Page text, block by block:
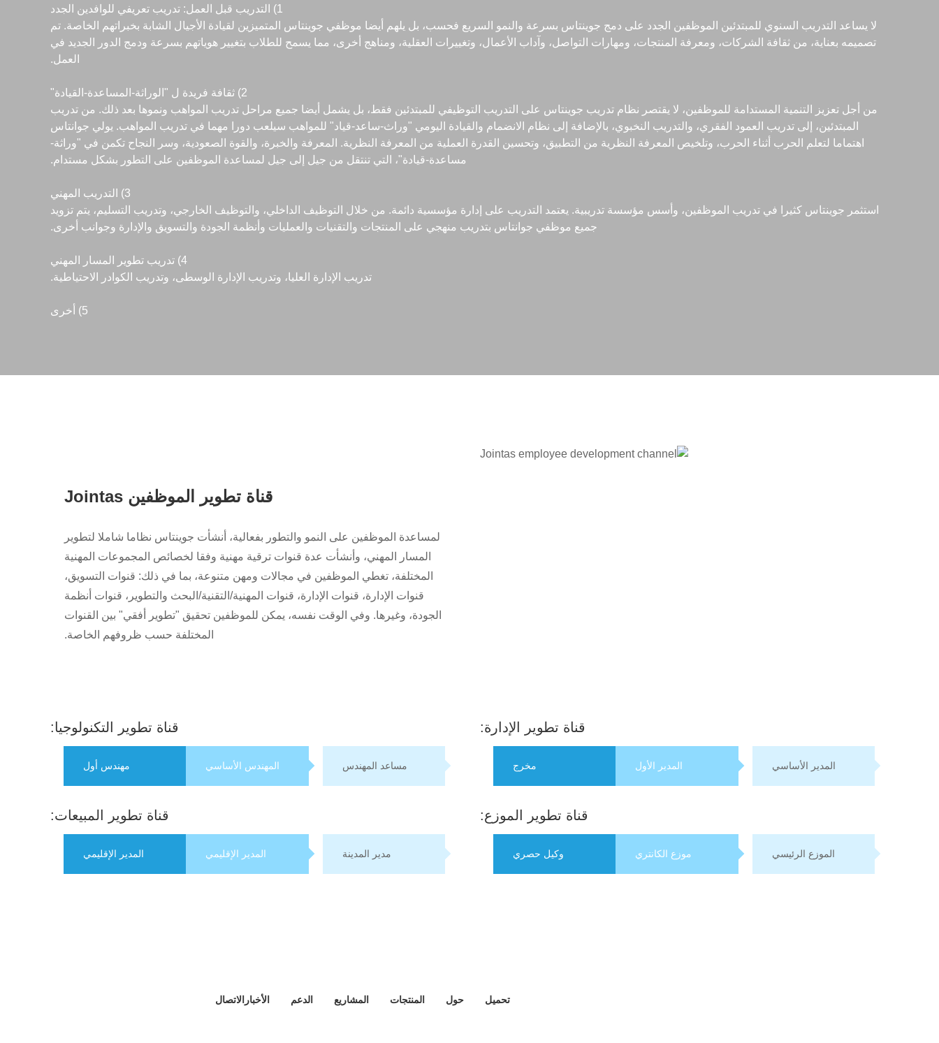
1) التدريب قبل العمل: تدريب تعريفي للوافدين الجدد
لا يساعد التدريب السنوي للمبتدئين الموظفين الجدد على دمج جوينتاس بسرعة والنمو السريع فحسب، بل يلهم أيضا موظفي جوينتاس المتميزين لقيادة الأجيال الشابة بخبراتهم الخاصة. تم
تصميمه بعناية، من ثقافة الشركات، ومعرفة المنتجات، ومهارات التواصل، وآداب الأعمال، وتغييرات العقلية، ومناهج أخرى، مما يسمح للطلاب بتغيير هوياتهم بسرعة ودمج الدور الجديد في
العمل.
2) ثقافة فريدة ل "الوراثة-المساعدة-القيادة"
من أجل تعزيز التنمية المستدامة للموظفين، لا يقتصر نظام تدريب جوينتاس على التدريب التوظيفي للمبتدئين فقط، بل يشمل أيضا جميع مراحل تدريب المواهب ونموها بعد ذلك. من تدريب
المبتدئين، إلى تدريب العمود الفقري، والتدريب النخبوي، بالإضافة إلى نظام الانضمام والقيادة اليومي "وراث-ساعد-قياد" للمواهب سيلعب دورا مهما في تدريب المواهب. يولي جوانتاس
اهتماما لتعلم الحرب أثناء الحرب، وتلخيص المعرفة النظرية من التطبيق، وتحسين القدرة العملية من المعرفة النظرية. المعرفة والخبرة، والقوة الصعودية، وسر النجاح تكمن في "وراثة-
مساعدة-قيادة"، التي تنتقل من جيل إلى جيل لمساعدة الموظفين على التطور بشكل مستدام.
3) التدريب المهني
استثمر جوينتاس كثيرا في تدريب الموظفين، وأسس مؤسسة تدريبية. يعتمد التدريب على إدارة مؤسسية دائمة. من خلال التوظيف الداخلي، والتوظيف الخارجي، وتدريب التسليم، يتم تزويد
جميع موظفي جوانتاس بتدريب منهجي على المنتجات والتقنيات والعمليات وأنظمة الجودة والتسويق والإدارة وجوانب أخرى.
4) تدريب تطوير المسار المهني
تدريب الإدارة العليا، وتدريب الإدارة الوسطى، وتدريب الكوادر الاحتياطية.
5) أخرى
قناة تطوير الموظفين Jointas
لمساعدة الموظفين على النمو والتطور بفعالية، أنشأت جوينتاس نظاما شاملا لتطوير
المسار المهني، وأنشأت عدة قنوات ترقية مهنية وفقا لخصائص المجموعات المهنية
المختلفة، تغطي الموظفين في مجالات ومهن متنوعة، بما في ذلك: قنوات التسويق،
قنوات الإدارة، قنوات الإدارة، قنوات المهنية/التقنية/البحث والتطوير، قنوات أنظمة
الجودة، وغيرها. وفي الوقت نفسه، يمكن للموظفين تحقيق "تطوير أفقي" بين القنوات
المختلفة حسب ظروفهم الخاصة.
قناة تطوير الإدارة:
المدير الأساسي المدير الأول مخرج
قناة تطوير التكنولوجيا:
مساعد المهندس المهندس الأساسي مهندس أول
قناة تطوير الموزع:
الموزع الرئيسي موزع الكانتري وكيل حصري
قناة تطوير المبيعات:
مدير المدينة المدير الإقليمي المدير الإقليمي
تحميل حول المنتجات المشاريع الدعم الأخبار الاتصال